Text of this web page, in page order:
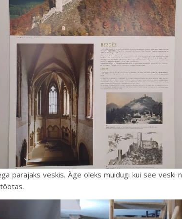
parajaks veskis. Äge oleks muidugi kui see veski